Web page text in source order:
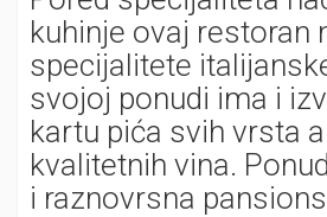
kuhinje ovaj restoran
specijalitete
svojoj ponudi ima i
kartu pića svih vrsta
kvalitetnih vina.
i raznovrsna